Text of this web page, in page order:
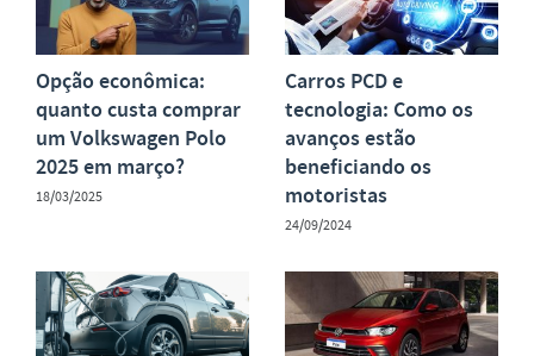
Opção econômica:
quanto custa comprar
um Volkswagen Polo
2025 em março?
18/03/2025
Carros PCD e
tecnologia: Como os
avanços estão
beneficiando os
motoristas
24/09/2024